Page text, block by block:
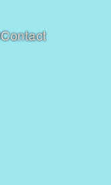
Contact